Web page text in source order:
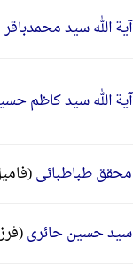
آیة الله سید
آیة الله سید کاظم
محقق طباطبائی
سید حسین حائری